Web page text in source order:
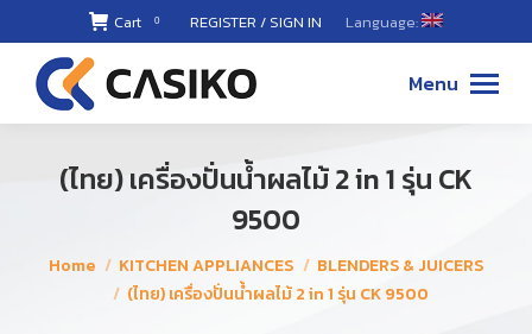
Cart 0 REGISTER / SIGN IN Language:
Menu
(ไทย) เครื่องปั่นน้ำผลไม้ 2 in 1 รุ่น CK
9500
You are here:
Home KITCHEN APPLIANCES
BLENDERS & JUICERS
(ไทย) เครื่องปั่นน้ำผลไม้ 2 in 1 รุ่น CK 9500